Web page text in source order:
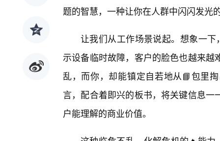
题的智慧，一种让你在人群中闪闪发光
让我们从工作场景说起。想象一
示设备临时故障，客户的脸色也越来
乱，而你，却能镇定自若地从📘包里
言，配合着即兴的板书，将关键信息
户能理解的商业价值。